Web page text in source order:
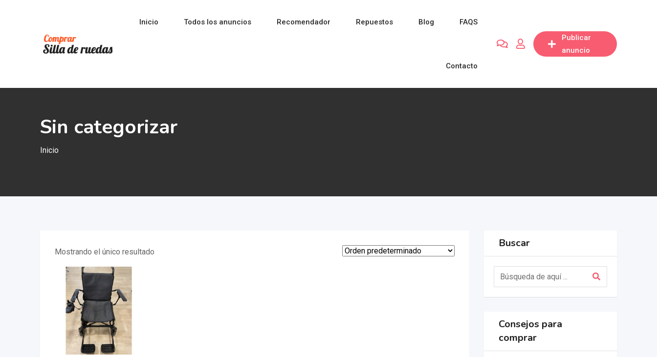
Inicio Todos los anuncios Recomendador Repuestos Blog FAQS
Contacto
Publicar
anuncio
Sin categorizar
Inicio
Mostrando el único resultado
Buscar
Consejos para
comprar